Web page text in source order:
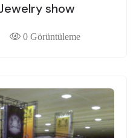
show
0 Görüntüleme